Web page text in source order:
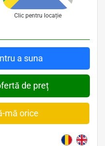
Clic pentru locație
a suna
de preț
mă orice